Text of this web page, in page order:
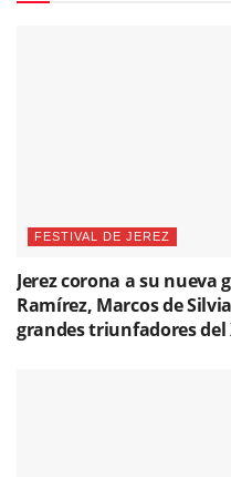
FESTIVAL DE JEREZ
Jerez corona a su nueva
Ramírez, Marcos de
grandes triunfadores del